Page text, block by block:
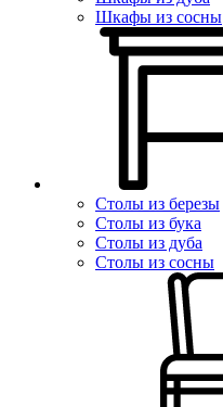
Шкафы из сосны
Столы из березы
Столы из бука
Столы из дуба
Столы из сосны